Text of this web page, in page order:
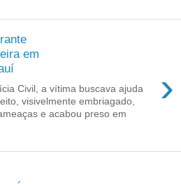
em
›
Civil, a vítima buscava ajuda
visivelmente embriagado,
e acabou preso em